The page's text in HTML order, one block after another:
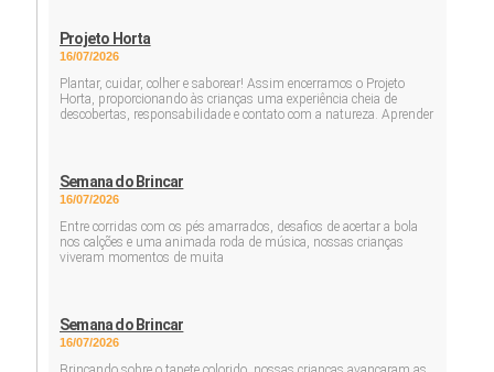
Projeto Horta
16/07/2026
Plantar, cuidar, colher e saborear! Assim encerramos o Projeto
Horta, proporcionando às crianças uma experiência cheia de
descobertas, responsabilidade e contato com a natureza. Aprender
Semana do Brincar
16/07/2026
Entre corridas com os pés amarrados, desafios de acertar a bola
nos calções e uma animada roda de música, nossas crianças
viveram momentos de muita
Semana do Brincar
16/07/2026